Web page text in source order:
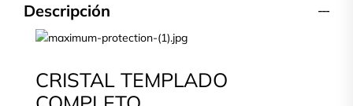
Descripción
CRISTAL TEMPLADO